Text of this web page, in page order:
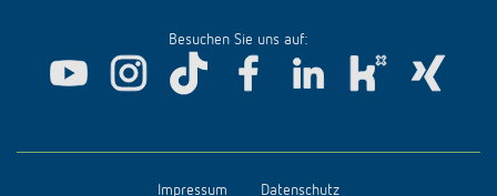
Besuchen Sie uns auf:
Impressum Datenschutz